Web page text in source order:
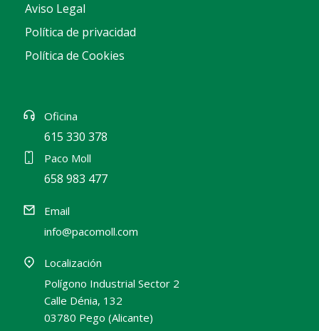
Aviso Legal
Política de privacidad
Política de Cookies
Oficina
615 330 378
Paco Moll
658 983 477
Email
info@pacomoll.com
Localización
Polígono Industrial Sector 2
Calle Dénia, 132
03780 Pego (Alicante)